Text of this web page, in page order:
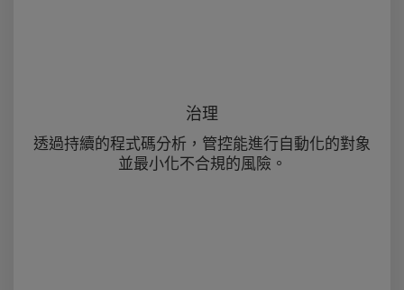
治理
透過持續的程式碼分析，管控能進行自動化的對象
並最小化不合規的風險。